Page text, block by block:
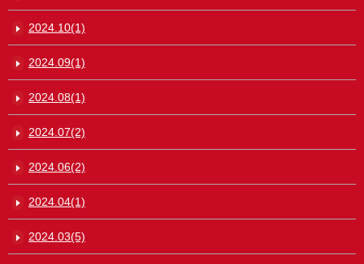
2024.10(1)
2024.09(1)
2024.08(1)
2024.07(2)
2024.06(2)
2024.04(1)
2024.03(5)